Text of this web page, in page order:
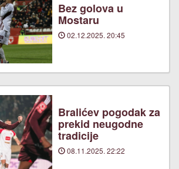
Bez golova u
Mostaru
02.12.2025. 20:45
Bralićev pogodak za
prekid neugodne
tradicije
08.11.2025. 22:22